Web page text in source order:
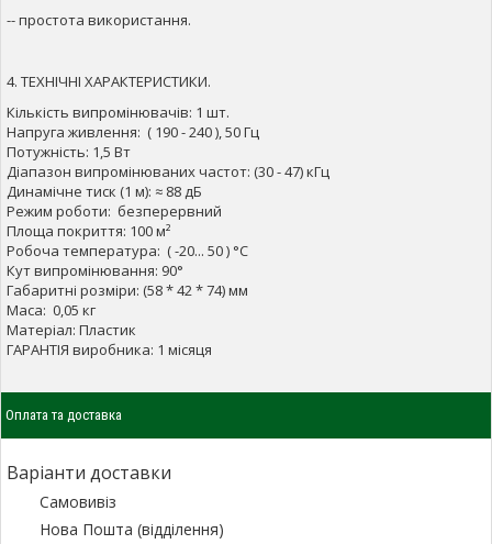
-- простота використання.
4. ТЕХНІЧНІ ХАРАКТЕРИСТИКИ.
Кількість випромінювачів: 1 шт.
Напруга живлення: ( 190 - 240 ), 50 Гц
Потужність: 1,5 Вт
Діапазон випромінюваних частот: (30 - 47) кГц
Динамічне тиск (1 м): ≈ 88 дБ
Режим роботи: безперервний
Площа покриття: 100 м²
Робоча температура: ( -20... 50 ) °С
Кут випромінювання: 90°
Габаритні розміри: (58 * 42 * 74) мм
Маса: 0,05 кг
Матеріал: Пластик
ГАРАНТІЯ виробника: 1 місяця
Оплата та доставка
Варіанти доставки
Самовивіз
Нова Пошта (відділення)